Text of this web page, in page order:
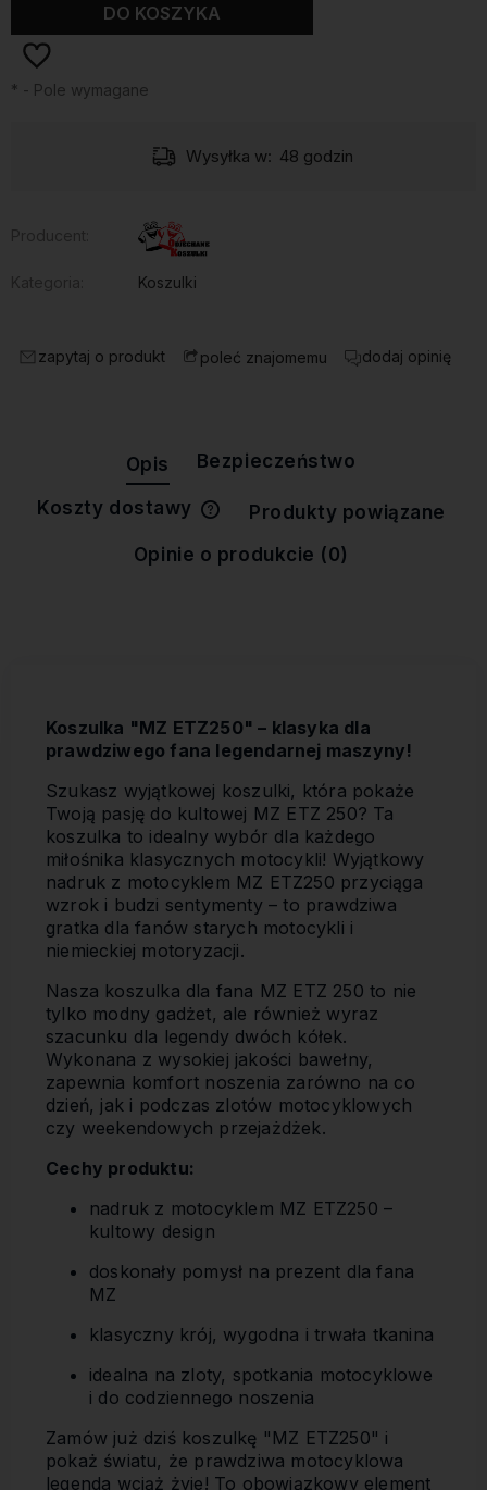
DO KOSZYKA
* - Pole wymagane
Wysyłka w: 48 godzin
Koszulki
zapytaj o produkt poleć znajomemu dodaj opinię
Opis Bezpieczeństwo
Koszty dostawy
Cena nie zawiera ewentualnych
Produkty powiązane
Opinie o produkcie (0)
Koszulka "MZ ETZ250" – klasyka dla
prawdziwego fana legendarnej maszyny!
Szukasz wyjątkowej koszulki, która pokaże
Twoją pasję do kultowej MZ ETZ 250? Ta
koszulka to idealny wybór dla każdego
miłośnika klasycznych motocykli! Wyjątkowy
nadruk z motocyklem MZ ETZ250 przyciąga
wzrok i budzi sentymenty – to prawdziwa
gratka dla fanów starych motocykli i
niemieckiej motoryzacji.
Nasza koszulka dla fana MZ ETZ 250 to nie
tylko modny gadżet, ale również wyraz
szacunku dla legendy dwóch kółek.
Wykonana z wysokiej jakości bawełny,
zapewnia komfort noszenia zarówno na co
dzień, jak i podczas zlotów motocyklowych
czy weekendowych przejażdżek.
Cechy produktu:
nadruk z motocyklem MZ ETZ250 –
kultowy design
doskonały pomysł na prezent dla fana
MZ
klasyczny krój, wygodna i trwała tkanina
idealna na zloty, spotkania motocyklowe
i do codziennego noszenia
Zamów już dziś koszulkę "MZ ETZ250" i
pokaż światu, że prawdziwa motocyklowa
legenda wciąż żyje! To obowiązkowy element